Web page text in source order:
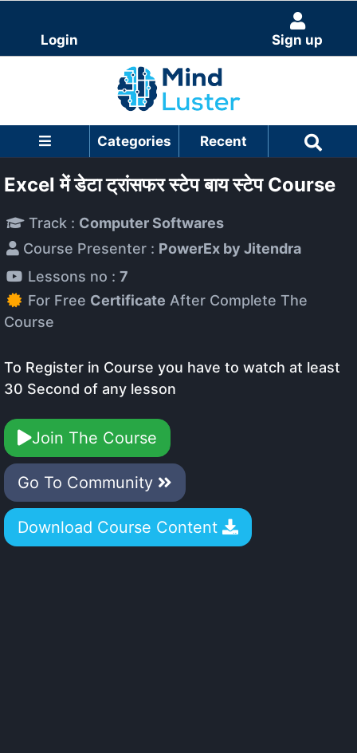
Login Sign up
Categories Recent
Excel में डेटा ट्रांसफर स्टेप बाय स्टेप Course
Track : Computer Softwares
Course Presenter : PowerEx by Jitendra
Lessons no : 7
For Free Certificate After Complete The
Course
To Register in Course you have to watch at least
30 Second of any lesson
Join The Course
Go To Community
Download Course Content